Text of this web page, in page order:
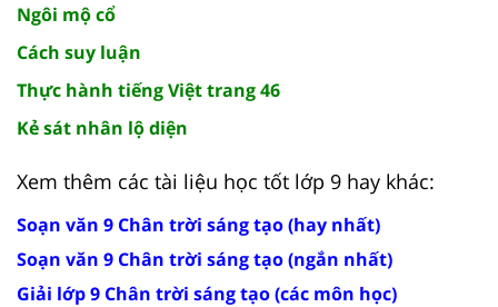
Ngôi mộ cổ
Cách suy luận
Thực hành tiếng Việt trang 46
Kẻ sát nhân lộ diện
Xem thêm các tài liệu học tốt lớp 9 hay khác:
Soạn văn 9 Chân trời sáng tạo (hay nhất)
Soạn văn 9 Chân trời sáng tạo (ngắn nhất)
Giải lớp 9 Chân trời sáng tạo (các môn học)